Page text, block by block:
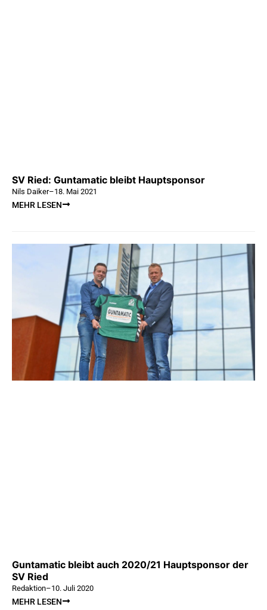
SV Ried: Guntamatic bleibt Hauptsponsor
Nils Daiker–18. Mai 2021
MEHR LESEN
Guntamatic bleibt auch 2020/21 Hauptsponsor der
SV Ried
Redaktion–10. Juli 2020
MEHR LESEN